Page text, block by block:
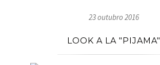
23 outubro 2016
LOOK A LA "PIJAMA"